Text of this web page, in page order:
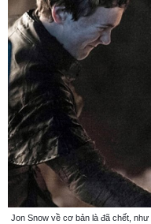
Jon Snow về cơ bản là đã chết,